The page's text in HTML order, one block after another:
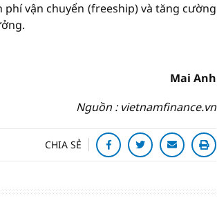
vận chuyển (freeship) và tăng cường
Mai Anh
Nguồn : vietnamfinance.vn
CHIA SẺ